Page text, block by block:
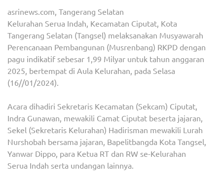
asrinews.com, Tangerang Selatan
Kelurahan Serua Indah, Kecamatan Ciputat, Kota
Tangerang Selatan (Tangsel) melaksanakan Musyawarah
Perencanaan Pembangunan (Musrenbang) RKPD dengan
pagu indikatif sebesar 1,99 Milyar untuk tahun anggaran
2025, bertempat di Aula Kelurahan, pada Selasa
(16//01/2024).
Acara dihadiri Sekretaris Kecamatan (Sekcam) Ciputat,
Indra Gunawan, mewakili Camat Ciputat beserta jajaran,
Sekel (Sekretaris Kelurahan) Hadirisman mewakili Lurah
Nurshobah bersama jajaran, Bapelitbangda Kota Tangsel,
Yanwar Dippo, para Ketua RT dan RW se-Kelurahan
Serua Indah serta undangan lainnya.